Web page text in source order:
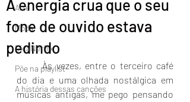
Arte
Moda
DicaNetflix
Põe na playlist
A história dessas canções
A energia crua que o seu
fone de ouvido estava
pedindo
	Às vezes, entre o terceiro café
do dia e uma olhada nostálgica em
músicas antigas, me pego pensando